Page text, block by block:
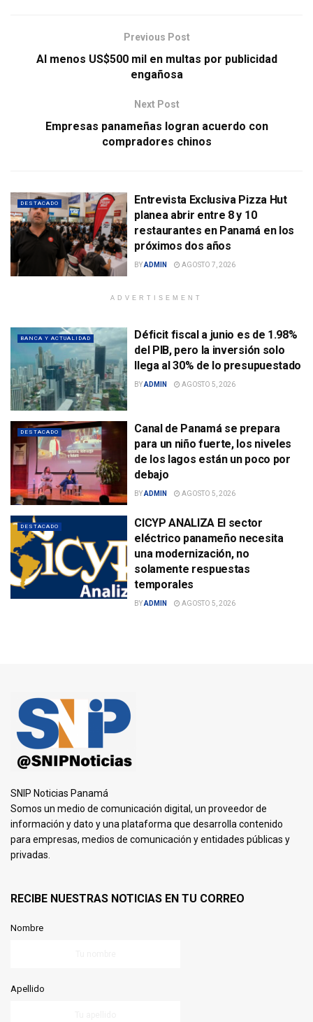
Previous Post
Al menos US$500 mil en multas por publicidad
engañosa
Next Post
Empresas panameñas logran acuerdo con
compradores chinos
DESTACADO
Entrevista Exclusiva Pizza Hut
planea abrir entre 8 y 10
restaurantes en Panamá en los
próximos dos años
BYADMIN AGOSTO 7, 2026
ADVERTISEMENT
BANCA Y ACTUALIDAD
Déficit fiscal a junio es de 1.98%
del PIB, pero la inversión solo
llega al 30% de lo presupuestado
BYADMIN AGOSTO 5, 2026
DESTACADO
Canal de Panamá se prepara
para un niño fuerte, los niveles
de los lagos están un poco por
debajo
BYADMIN AGOSTO 5, 2026
DESTACADO
CICYP ANALIZA El sector
eléctrico panameño necesita
una modernización, no
solamente respuestas
temporales
BYADMIN AGOSTO 5, 2026
SNIP Noticias Panamá
Somos un medio de comunicación digital, un proveedor de
información y dato y una plataforma que desarrolla contenido
para empresas, medios de comunicación y entidades públicas y
privadas.
RECIBE NUESTRAS NOTICIAS EN TU CORREO
Nombre
Apellido